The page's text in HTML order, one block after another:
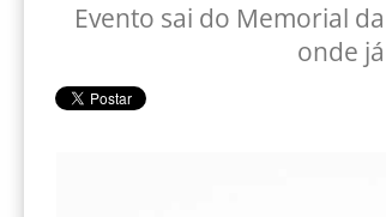
Evento sai do Memorial
onde